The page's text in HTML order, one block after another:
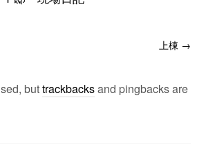
上棟 →
buttrackbacksand pingbacks are